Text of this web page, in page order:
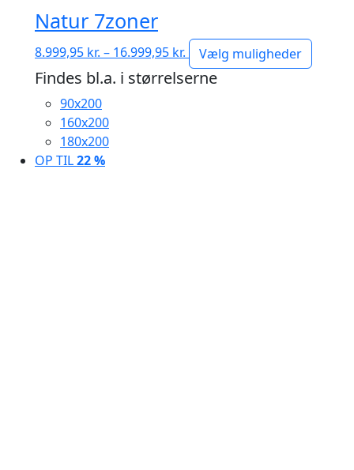
Natur 7zoner
8.999,95 kr. – 16.999,95 kr. Prisinterval:
8.999,95 kr.
til
Vælg muligheder
Findes bl.a. i størrelserne
90x200
160x200
180x200
OP TIL22 %